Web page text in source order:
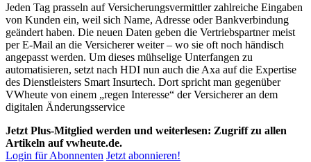
Jeden Tag prasseln auf Versicherungsvermittler zahlreiche Eingaben
von Kunden ein, weil sich Name, Adresse oder Bankverbindung
geändert haben. Die neuen Daten geben die Vertriebspartner meist
per E-Mail an die Versicherer weiter – wo sie oft noch händisch
angepasst werden. Um dieses mühselige Unterfangen zu
automatisieren, setzt nach HDI nun auch die Axa auf die Expertise
des Dienstleisters Smart Insurtech. Dort spricht man gegenüber
VWheute von einem „regen Interesse“ der Versicherer an dem
digitalen Änderungsservice
Jetzt Plus-Mitglied werden und weiterlesen: Zugriff zu allen
Artikeln auf vwheute.de.
Login für Abonnenten Jetzt abonnieren!